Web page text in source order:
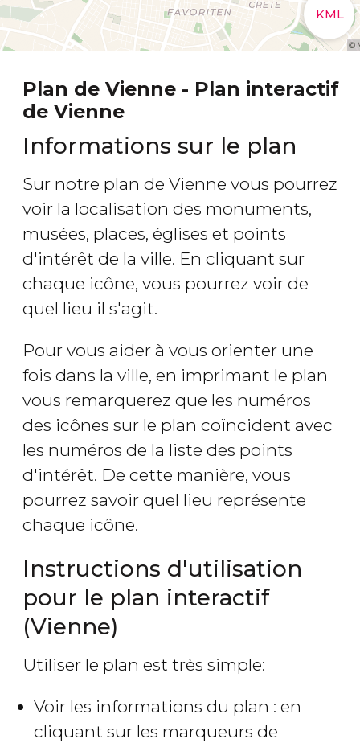
Plan de Vienne - Plan interactif
de Vienne
Informations sur le plan
Sur notre plan de Vienne vous pourrez
voir la localisation des monuments,
musées, places, églises et points
d'intérêt de la ville. En cliquant sur
chaque icône, vous pourrez voir de
quel lieu il s'agit.
Pour vous aider à vous orienter une
fois dans la ville, en imprimant le plan
vous remarquerez que les numéros
des icônes sur le plan coïncident avec
les numéros de la liste des points
d'intérêt. De cette manière, vous
pourrez savoir quel lieu représente
chaque icône.
Instructions d'utilisation
pour le plan interactif
(Vienne)
Utiliser le plan est très simple:
Voir les informations du plan : en
cliquant sur les marqueurs de